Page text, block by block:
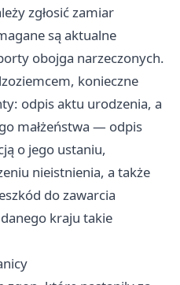
zgłosić zamiar
są aktualne
obojga narzeczonych.
konieczne
odpis aktu urodzenia, a
małżeństwa — odpis
o jego ustaniu,
nieistnienia, a także
do zawarcia
kraju takie